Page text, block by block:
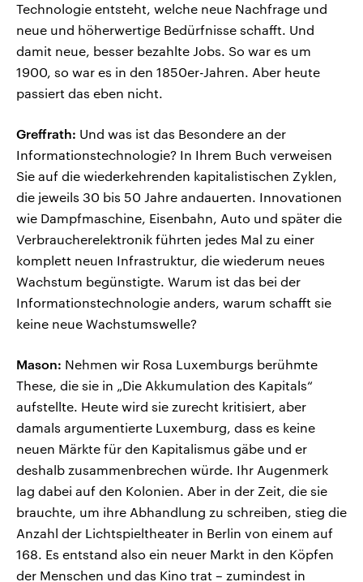
Technologie entsteht, welche neue Nachfrage und
neue und höherwertige Bedürfnisse schafft. Und
damit neue, besser bezahlte Jobs. So war es um
1900, so war es in den 1850er-Jahren. Aber heute
passiert das eben nicht.
Greffrath: Und was ist das Besondere an der
Informationstechnologie? In Ihrem Buch verweisen
Sie auf die wiederkehrenden kapitalistischen Zyklen,
die jeweils 30 bis 50 Jahre andauerten. Innovationen
wie Dampfmaschine, Eisenbahn, Auto und später die
Verbraucherelektronik führten jedes Mal zu einer
komplett neuen Infrastruktur, die wiederum neues
Wachstum begünstigte. Warum ist das bei der
Informationstechnologie anders, warum schafft sie
keine neue Wachstumswelle?
Mason: Nehmen wir Rosa Luxemburgs berühmte
These, die sie in „Die Akkumulation des Kapitals“
aufstellte. Heute wird sie zurecht kritisiert, aber
damals argumentierte Luxemburg, dass es keine
neuen Märkte für den Kapitalismus gäbe und er
deshalb zusammenbrechen würde. Ihr Augenmerk
lag dabei auf den Kolonien. Aber in der Zeit, die sie
brauchte, um ihre Abhandlung zu schreiben, stieg die
Anzahl der Lichtspieltheater in Berlin von einem auf
168. Es entstand also ein neuer Markt in den Köpfen
der Menschen und das Kino trat – zumindest in